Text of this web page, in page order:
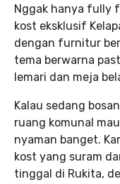
Nggak hanya fully
kost eksklusif
dengan furnitur
tema berwarna
lemari dan meja
Kalau sedang
ruang komunal
nyaman banget.
kost yang suram
tinggal di Rukita,